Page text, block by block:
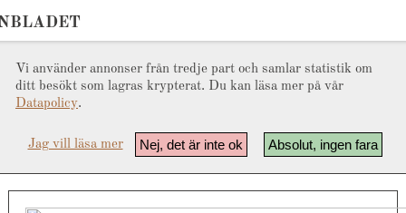
Vi använder annonser från tredje part och samlar statistik om
ditt besökt som lagras krypterat. Du kan läsa mer på vår
Datapolicy.
Absolut, ingen fara
Nej, det är inte ok
Jag vill läsa mer